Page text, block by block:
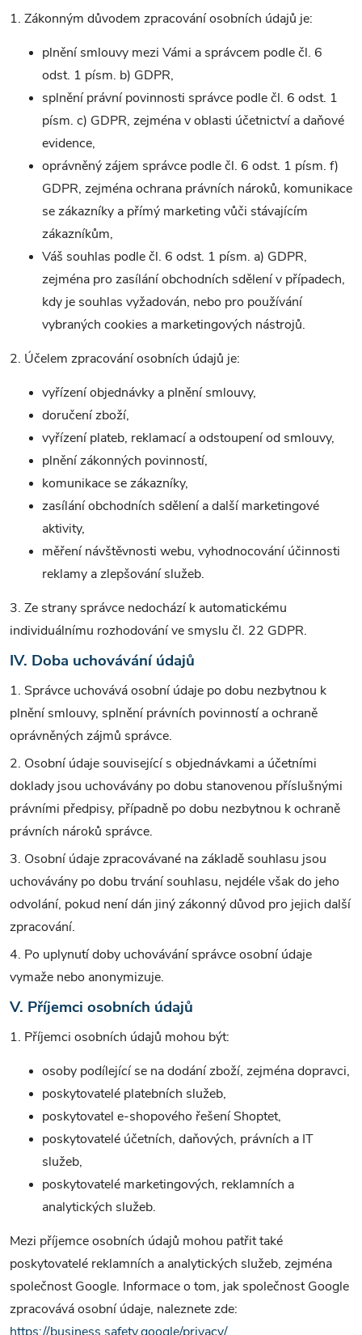
1. Zákonným důvodem zpracování osobních údajů je:
plnění smlouvy mezi Vámi a správcem podle čl. 6
odst. 1 písm. b) GDPR,
splnění právní povinnosti správce podle čl. 6 odst. 1
písm. c) GDPR, zejména v oblasti účetnictví a daňové
evidence,
oprávněný zájem správce podle čl. 6 odst. 1 písm. f)
GDPR, zejména ochrana právních nároků, komunikace
se zákazníky a přímý marketing vůči stávajícím
zákazníkům,
Váš souhlas podle čl. 6 odst. 1 písm. a) GDPR,
zejména pro zasílání obchodních sdělení v případech,
kdy je souhlas vyžadován, nebo pro používání
vybraných cookies a marketingových nástrojů.
2. Účelem zpracování osobních údajů je:
vyřízení objednávky a plnění smlouvy,
doručení zboží,
vyřízení plateb, reklamací a odstoupení od smlouvy,
plnění zákonných povinností,
komunikace se zákazníky,
zasílání obchodních sdělení a další marketingové
aktivity,
měření návštěvnosti webu, vyhodnocování účinnosti
reklamy a zlepšování služeb.
3. Ze strany správce nedochází k automatickému
individuálnímu rozhodování ve smyslu čl. 22 GDPR.
IV. Doba uchovávání údajů
1. Správce uchovává osobní údaje po dobu nezbytnou k
plnění smlouvy, splnění právních povinností a ochraně
oprávněných zájmů správce.
2. Osobní údaje související s objednávkami a účetními
doklady jsou uchovávány po dobu stanovenou příslušnými
právními předpisy, případně po dobu nezbytnou k ochraně
právních nároků správce.
3. Osobní údaje zpracovávané na základě souhlasu jsou
uchovávány po dobu trvání souhlasu, nejdéle však do jeho
odvolání, pokud není dán jiný zákonný důvod pro jejich další
zpracování.
4. Po uplynutí doby uchovávání správce osobní údaje
vymaže nebo anonymizuje.
V. Příjemci osobních údajů
1. Příjemci osobních údajů mohou být:
osoby podílející se na dodání zboží, zejména dopravci,
poskytovatelé platebních služeb,
poskytovatel e-shopového řešení Shoptet,
poskytovatelé účetních, daňových, právních a IT
služeb,
poskytovatelé marketingových, reklamních a
analytických služeb.
Mezi příjemce osobních údajů mohou patřit také
poskytovatelé reklamních a analytických služeb, zejména
společnost Google. Informace o tom, jak společnost Google
zpracovává osobní údaje, naleznete zde: